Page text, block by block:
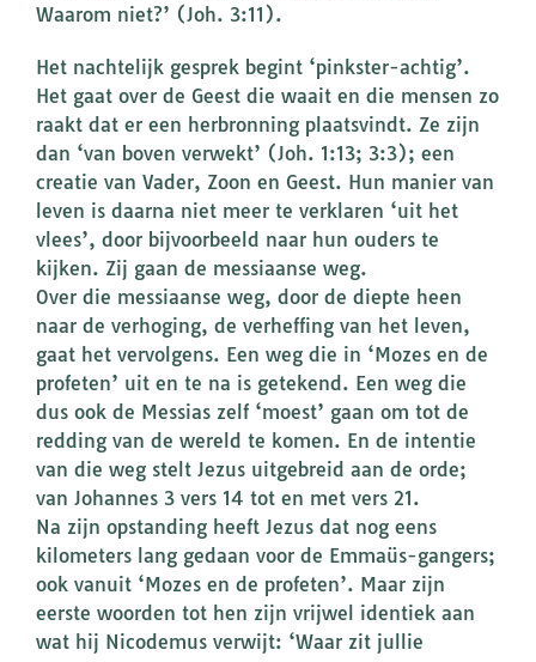
Waarom niet?’ (Joh. 3:11).
Het nachtelijk gesprek begint ‘pinkster-achtig’.
Het gaat over de Geest die waait en die mensen zo
raakt dat er een herbronning plaatsvindt. Ze zijn
dan ‘van boven verwekt’ (Joh. 1:13; 3:3); een
creatie van Vader, Zoon en Geest. Hun manier van
leven is daarna niet meer te verklaren ‘uit het
vlees’, door bijvoorbeeld naar hun ouders te
kijken. Zij gaan de messiaanse weg.
Over die messiaanse weg, door de diepte heen
naar de verhoging, de verheffing van het leven,
gaat het vervolgens. Een weg die in ‘Mozes en de
profeten’ uit en te na is getekend. Een weg die
dus ook de Messias zelf ‘moest’ gaan om tot de
redding van de wereld te komen. En de intentie
van die weg stelt Jezus uitgebreid aan de orde;
van Johannes 3 vers 14 tot en met vers 21.
Na zijn opstanding heeft Jezus dat nog eens
kilometers lang gedaan voor de Emmaüs-gangers;
ook vanuit ‘Mozes en de profeten’. Maar zijn
eerste woorden tot hen zijn vrijwel identiek aan
wat hij Nicodemus verwijt: ‘Waar zit jullie